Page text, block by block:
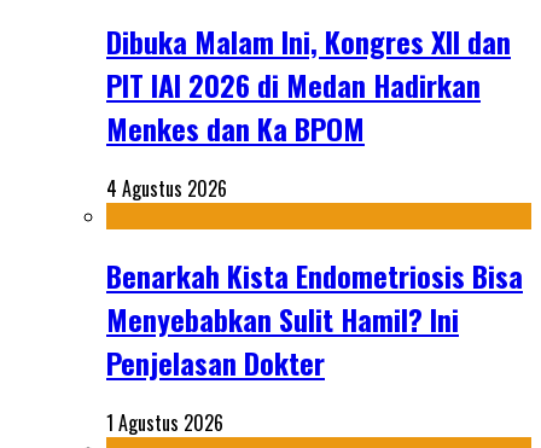
Dibuka Malam Ini, Kongres XII dan
PIT IAI 2026 di Medan Hadirkan
Menkes dan Ka BPOM
4 Agustus 2026
Benarkah Kista Endometriosis Bisa
Menyebabkan Sulit Hamil? Ini
Penjelasan Dokter
1 Agustus 2026